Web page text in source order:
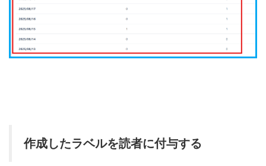
作成したラベルを読者に付与する